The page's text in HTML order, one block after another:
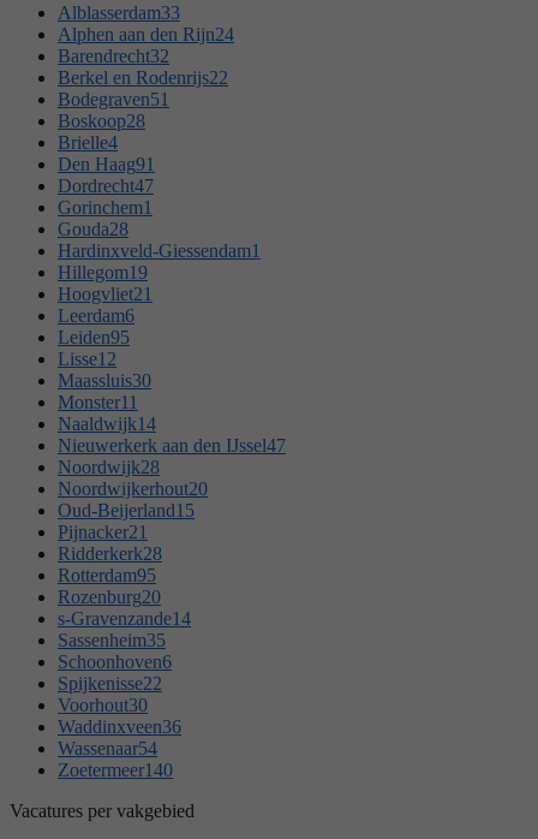
Alblasserdam33
Alphen aan den Rijn24
Barendrecht32
Berkel en Rodenrijs22
Bodegraven51
Boskoop28
Brielle4
Den Haag91
Dordrecht47
Gorinchem1
Gouda28
Hardinxveld-Giessendam1
Hillegom19
Hoogvliet21
Leerdam6
Leiden95
Lisse12
Maassluis30
Monster11
Naaldwijk14
Nieuwerkerk aan den IJssel47
Noordwijk28
Noordwijkerhout20
Oud-Beijerland15
Pijnacker21
Ridderkerk28
Rotterdam95
Rozenburg20
s-Gravenzande14
Sassenheim35
Schoonhoven6
Spijkenisse22
Voorhout30
Waddinxveen36
Wassenaar54
Zoetermeer140
Vacatures per vakgebied